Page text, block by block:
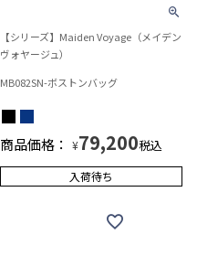
【シリーズ】Maiden Voyage（メイデン
ヴォヤージュ）
MB082SN-ボストンバッグ
商品価格： ¥79,200税込
入荷待ち